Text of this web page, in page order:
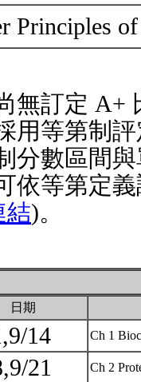
Principles
無訂定 A+
用等第制
分數區間
依等第定
結)。
日期
14 Ch 1
21 Ch 2